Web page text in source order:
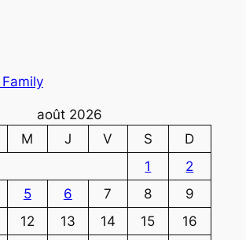
août 2026
M J V S
D
1
2
5 6 7 8
9
12 13 14 15
16